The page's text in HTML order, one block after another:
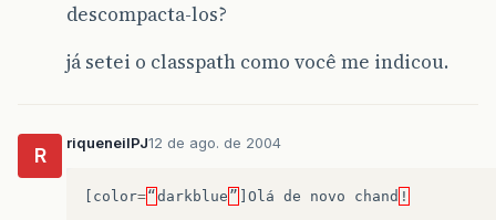
descompacta-los?
já setei o classpath como você me indicou.
R
riqueneilPJ12 de ago. de 2004
color=“ darkblue ” Olá de novo chand !